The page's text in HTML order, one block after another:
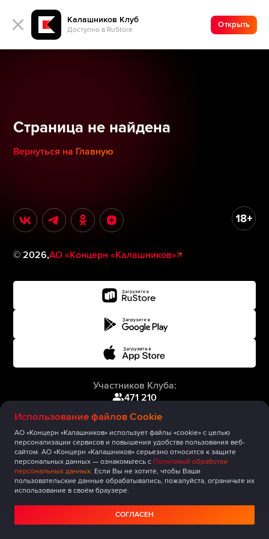
Калашников Клуб
Доступно в RuStore
Открыть
Использование файлов Cookie
АО «Концерн «Калашников» использует файлы «cookie» с целью
персонализации сервисов и повышения удобства пользования веб-
сайтом. АО «Концерн «Калашников» серьезно относится к защите
персональных данных — ознакомьтесь с Политикой обработки
персональных данных. Если Вы не хотите, чтобы Ваши
пользовательские данные обрабатывались, пожалуйста, ограничьте их
использование в своём браузере.
СОГЛАСЕН
Страница не найдена
Вернуться на Главную
©2026,АО «Концерн «Калашников»
Участников Клуба:
471 210